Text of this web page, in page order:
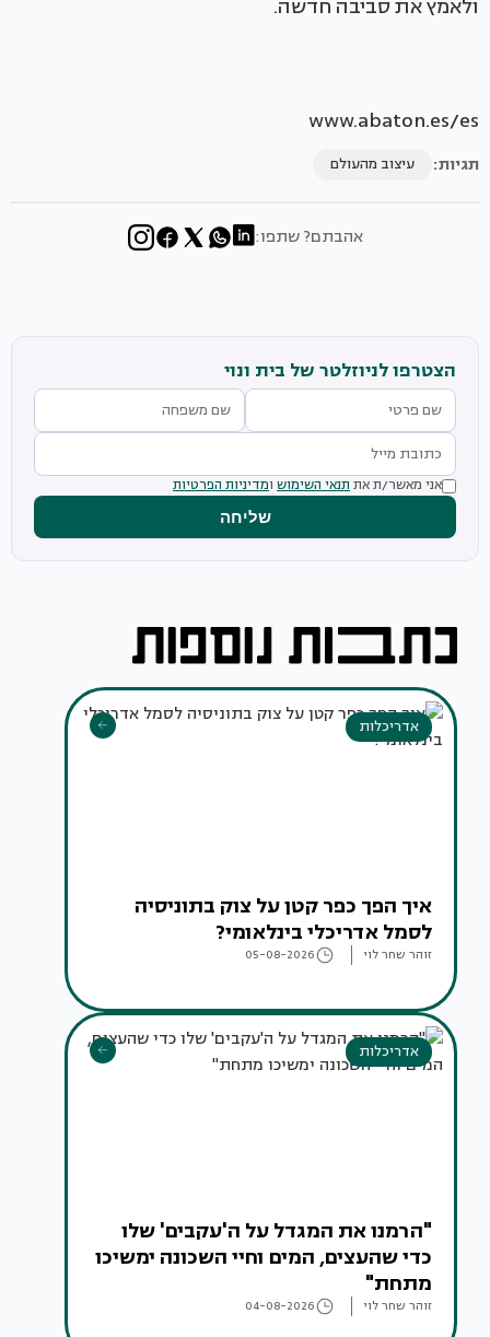
ולאמץ את סביבה חדשה.
www.abaton.es/es
תגיות: עיצוב מהעולם
אהבתם? שתפו:
הצטרפו לניוזלטר של בית ונוי
אני מאשר/ת את תנאי השימוש ומדיניות הפרטיות
שליחה
אדריכלות
איך הפך כפר קטן על צוק בתוניסיה
לסמל אדריכלי בינלאומי?
זוהר שחר לוי 05-08-2026
אדריכלות
"הרמנו את המגדל על ה'עקבים' שלו
כדי שהעצים, המים וחיי השכונה ימשיכו
מתחת"
זוהר שחר לוי 04-08-2026